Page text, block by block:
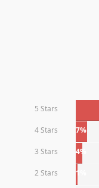
5 Stars
4 Stars 7%
3 Stars 4%
2 Stars 1%